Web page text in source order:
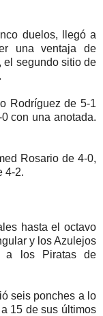
duelos, llegó a
una ventaja de
el segundo sitio de
Rodríguez de 5-1
con una anotada.
Rosario de 4-0,
4-2.
hasta el octavo
y los Azulejos
a los Piratas de
seis ponches a lo
15 de sus últimos